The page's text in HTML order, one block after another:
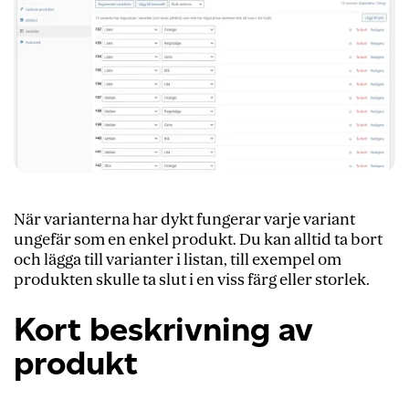
När varianterna har dykt fungerar varje variant
ungefär som en enkel produkt. Du kan alltid ta bort
och lägga till varianter i listan, till exempel om
produkten skulle ta slut i en viss färg eller storlek.
Kort beskrivning av
produkt